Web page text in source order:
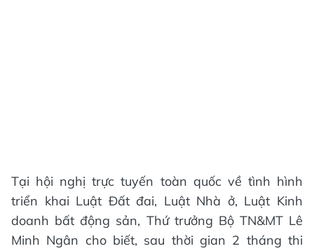
Tại hội nghị trực tuyến toàn quốc về tình hình
triển khai Luật Đất đai, Luật Nhà ở, Luật Kinh
doanh bất động sản, Thứ trưởng Bộ TN&MT Lê
Minh Ngân cho biết, sau thời gian 2 tháng thi